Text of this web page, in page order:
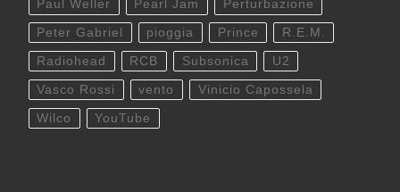
Paul Weller Pearl Jam Perturbazione
Peter Gabriel pioggia Prince R.E.M.
Radiohead RCB Subsonica U2
Vasco Rossi vento Vinicio Capossela
Wilco YouTube